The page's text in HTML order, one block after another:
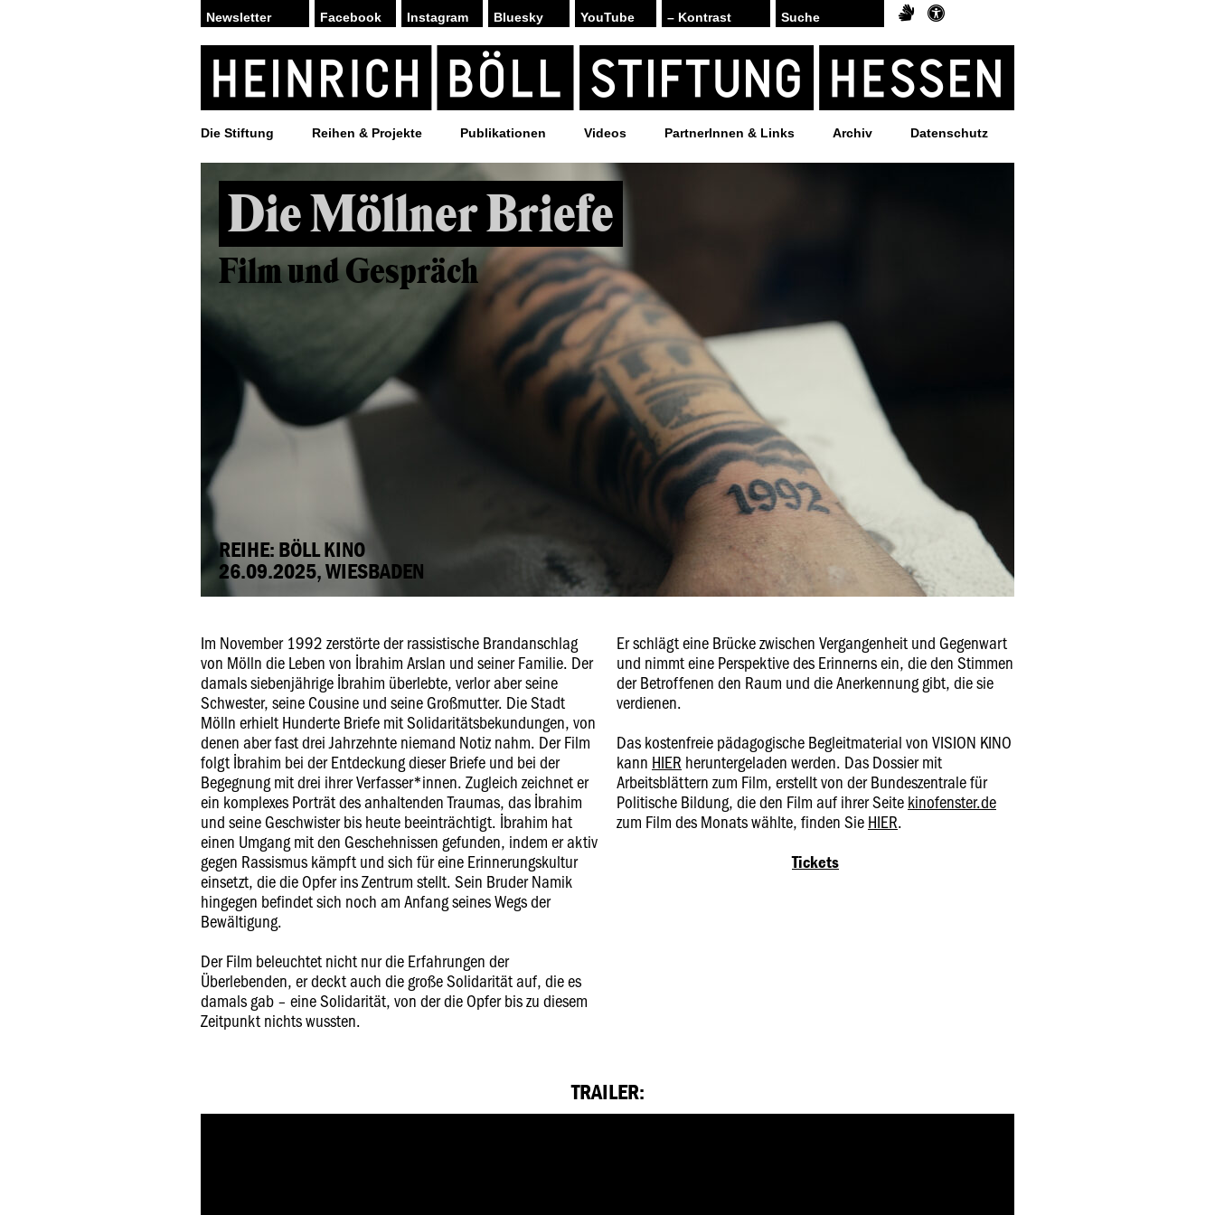
Facebook Instagram Bluesky YouTube – Kontrast
Die Stiftung Reihen & Projekte Publikationen Videos PartnerInnen & Links Archiv Datenschutz
Die Möllner Briefe
Film und Gespräch
REIHE: BÖLL KINO
26.09.2025, WIESBADEN
Im November 1992 zerstörte der rassistische Brandanschlag
von Mölln die Leben von İbrahim Arslan und seiner Familie. Der
damals siebenjährige İbrahim überlebte, verlor aber seine
Schwester, seine Cousine und seine Großmutter. Die Stadt
Mölln erhielt Hunderte Briefe mit Solidaritätsbekundungen, von
denen aber fast drei Jahrzehnte niemand Notiz nahm. Der Film
folgt İbrahim bei der Entdeckung dieser Briefe und bei der
Begegnung mit drei ihrer Verfasser*innen. Zugleich zeichnet er
ein komplexes Porträt des anhaltenden Traumas, das İbrahim
und seine Geschwister bis heute beeinträchtigt. İbrahim hat
einen Umgang mit den Geschehnissen gefunden, indem er aktiv
gegen Rassismus kämpft und sich für eine Erinnerungskultur
einsetzt, die die Opfer ins Zentrum stellt. Sein Bruder Namik
hingegen befindet sich noch am Anfang seines Wegs der
Bewältigung.
Der Film beleuchtet nicht nur die Erfahrungen der
Überlebenden, er deckt auch die große Solidarität auf, die es
damals gab – eine Solidarität, von der die Opfer bis zu diesem
Zeitpunkt nichts wussten.
Er schlägt eine Brücke zwischen Vergangenheit und Gegenwart
und nimmt eine Perspektive des Erinnerns ein, die den Stimmen
der Betroffenen den Raum und die Anerkennung gibt, die sie
verdienen.
Das kostenfreie pädagogische Begleitmaterial von VISION KINO
kann HIER heruntergeladen werden. Das Dossier mit
Arbeitsblättern zum Film, erstellt von der Bundeszentrale für
Politische Bildung, die den Film auf ihrer Seite kinofenster.de
zum Film des Monats wählte, finden Sie HIER.
Tickets
TRAILER: